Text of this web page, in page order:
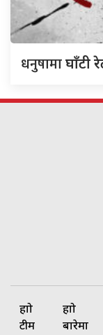
धनुषामाघाँटी
हाम्रो
टीम
हाम्रो
बारेमा